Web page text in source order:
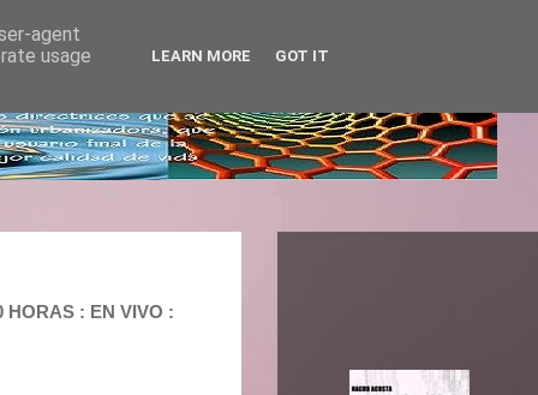
HORAS : EN VIVO :
agent
usage
LEARN MORE GOT IT